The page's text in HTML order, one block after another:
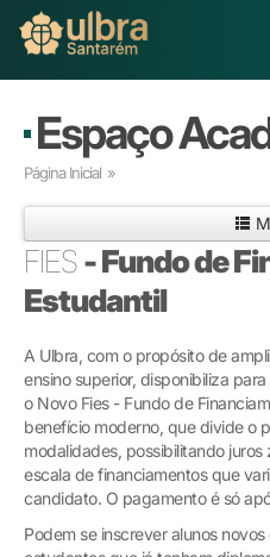
Buscar
Ensino Básico
Graduação
Pós-graduação
Educação a Distância
Pesquisa
Extensão
Infraestrutura e Serviços
Inovação
Sobre a ULBRA
Espaço
Página Inicial »
FIES- Fundo de
Estudantil
A Ulbra, com o propósito de
ensino superior, disponibiliza
o Novo Fies - Fundo de
benefício moderno, que divide o
modalidades, possibilitando
escala de financiamentos que
candidato. O pagamento é só
Podem se inscrever alunos